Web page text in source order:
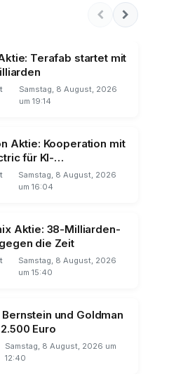
Terafab startet mit
Samstag, 8 August, 2026
um 19:14
Aktie: Kooperation mit
für KI-
Samstag, 8 August, 2026
um 16:04
Aktie: 38-Milliarden-
die Zeit
Samstag, 8 August, 2026
um 15:40
Bernstein und Goldman
Euro
Samstag, 8 August, 2026 um
12:40